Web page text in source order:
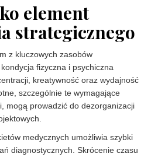
element
strategicznego
z kluczowych zasobów
fizyczna i psychiczna
kreatywność oraz wydajność
szczególnie te wymagające
mogą prowadzić do dezorganizacji
medycznych umożliwia szybki
diagnostycznych. Skrócenie czasu